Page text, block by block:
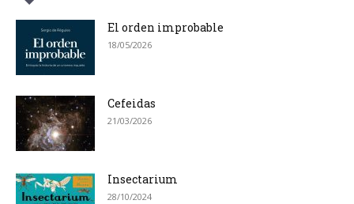
El orden improbable
18/05/2026
Cefeidas
21/03/2026
Insectarium
28/10/2024